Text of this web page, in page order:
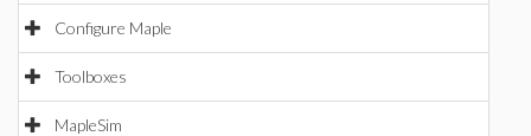
Configure Maple
Toolboxes
MapleSim